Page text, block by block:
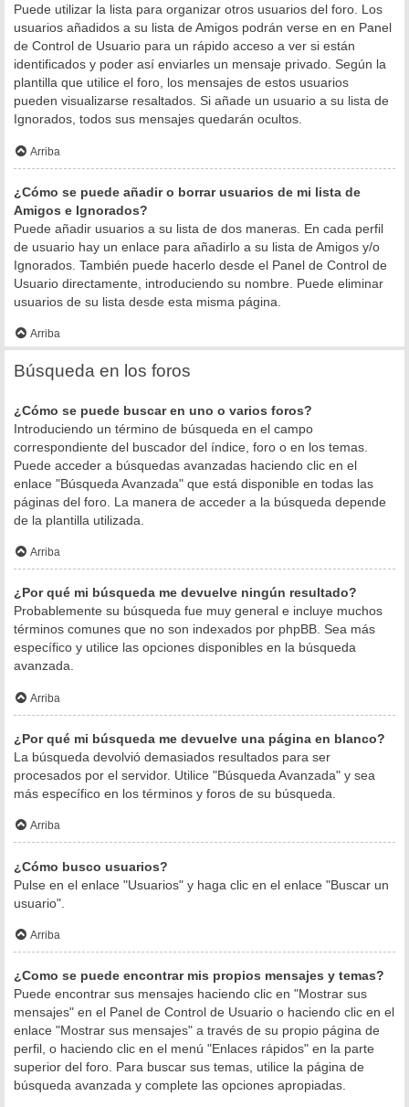
Puede utilizar la lista para organizar otros usuarios del foro. Los
usuarios añadidos a su lista de Amigos podrán verse en en Panel
de Control de Usuario para un rápido acceso a ver si están
identificados y poder así enviarles un mensaje privado. Según la
plantilla que utilice el foro, los mensajes de estos usuarios
pueden visualizarse resaltados. Si añade un usuario a su lista de
Ignorados, todos sus mensajes quedarán ocultos.
Arriba
¿Cómo se puede añadir o borrar usuarios de mi lista de
Amigos e Ignorados?
Puede añadir usuarios a su lista de dos maneras. En cada perfil
de usuario hay un enlace para añadirlo a su lista de Amigos y/o
Ignorados. También puede hacerlo desde el Panel de Control de
Usuario directamente, introduciendo su nombre. Puede eliminar
usuarios de su lista desde esta misma página.
Arriba
Búsqueda en los foros
¿Cómo se puede buscar en uno o varios foros?
Introduciendo un término de búsqueda en el campo
correspondiente del buscador del índice, foro o en los temas.
Puede acceder a búsquedas avanzadas haciendo clic en el
enlace "Búsqueda Avanzada" que está disponible en todas las
páginas del foro. La manera de acceder a la búsqueda depende
de la plantilla utilizada.
Arriba
¿Por qué mi búsqueda me devuelve ningún resultado?
Probablemente su búsqueda fue muy general e incluye muchos
términos comunes que no son indexados por phpBB. Sea más
específico y utilice las opciones disponibles en la búsqueda
avanzada.
Arriba
¿Por qué mi búsqueda me devuelve una página en blanco?
La búsqueda devolvió demasiados resultados para ser
procesados por el servidor. Utilice "Búsqueda Avanzada" y sea
más específico en los términos y foros de su búsqueda.
Arriba
¿Cómo busco usuarios?
Pulse en el enlace "Usuarios" y haga clic en el enlace "Buscar un
usuario".
Arriba
¿Como se puede encontrar mis propios mensajes y temas?
Puede encontrar sus mensajes haciendo clic en "Mostrar sus
mensajes" en el Panel de Control de Usuario o haciendo clic en el
enlace "Mostrar sus mensajes" a través de su propio página de
perfil, o haciendo clic en el menú "Enlaces rápidos" en la parte
superior del foro. Para buscar sus temas, utilice la página de
búsqueda avanzada y complete las opciones apropiadas.